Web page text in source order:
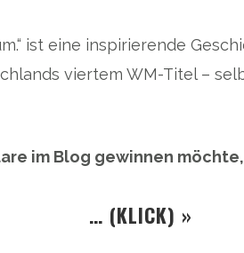
ist eine inspirierende
viertem WM-Titel –
im Blog gewinnen
… (KLICK) »